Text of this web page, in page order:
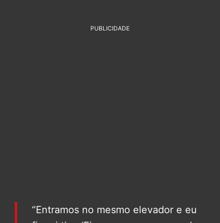
PUBLICIDADE
“Entramos no mesmo elevador e eu